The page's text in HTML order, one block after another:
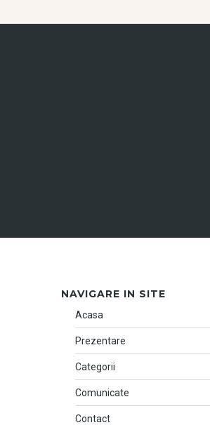
NAVIGARE IN SITE
Acasa
Prezentare
Categorii
Comunicate
Contact